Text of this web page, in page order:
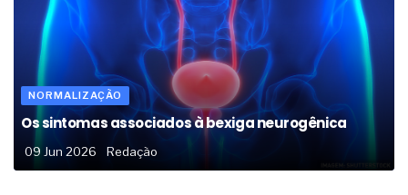
NORMALIZAÇÃO
Os sintomas associados à bexiga neurogênica
09 Jun 2026 Redação